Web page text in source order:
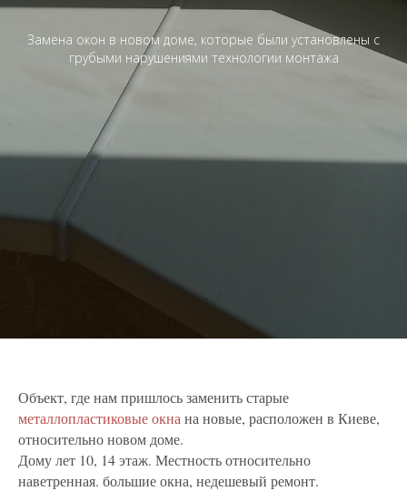
Замена окон в новом доме, которые были установлены с
грубыми нарушениями технологии монтажа
Объект, где нам пришлось заменить старые
металлопластиковые окна на новые, расположен в Киеве,
относительно новом доме.
Дому лет 10, 14 этаж. Местность относительно
наветренная. большие окна, недешевый ремонт.